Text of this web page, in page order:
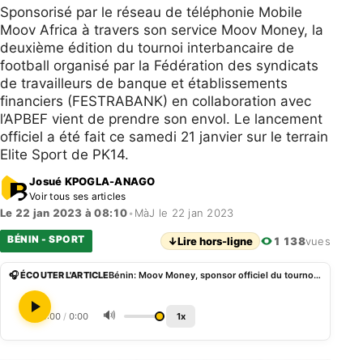
Sponsorisé par le réseau de téléphonie Mobile
Moov Africa à travers son service Moov Money, la
deuxième édition du tournoi interbancaire de
football organisé par la Fédération des syndicats
de travailleurs de banque et établissements
financiers (FESTRABANK) en collaboration avec
l’APBEF vient de prendre son envol. Le lancement
officiel a été fait ce samedi 21 janvier sur le terrain
Elite Sport de PK14.
Josué KPOGLA-ANAGO
Voir tous ses articles
Le 22 jan 2023 à 08:10• MàJ le 22 jan 2023
BÉNIN - SPORT ↓Lire hors-ligne 1 138vues
🎧 ÉCOUTER L'ARTICLE Bénin: Moov Money, sponsor officiel du tournoi interbancaire de football
0:00 / 0:00 🔊 1x